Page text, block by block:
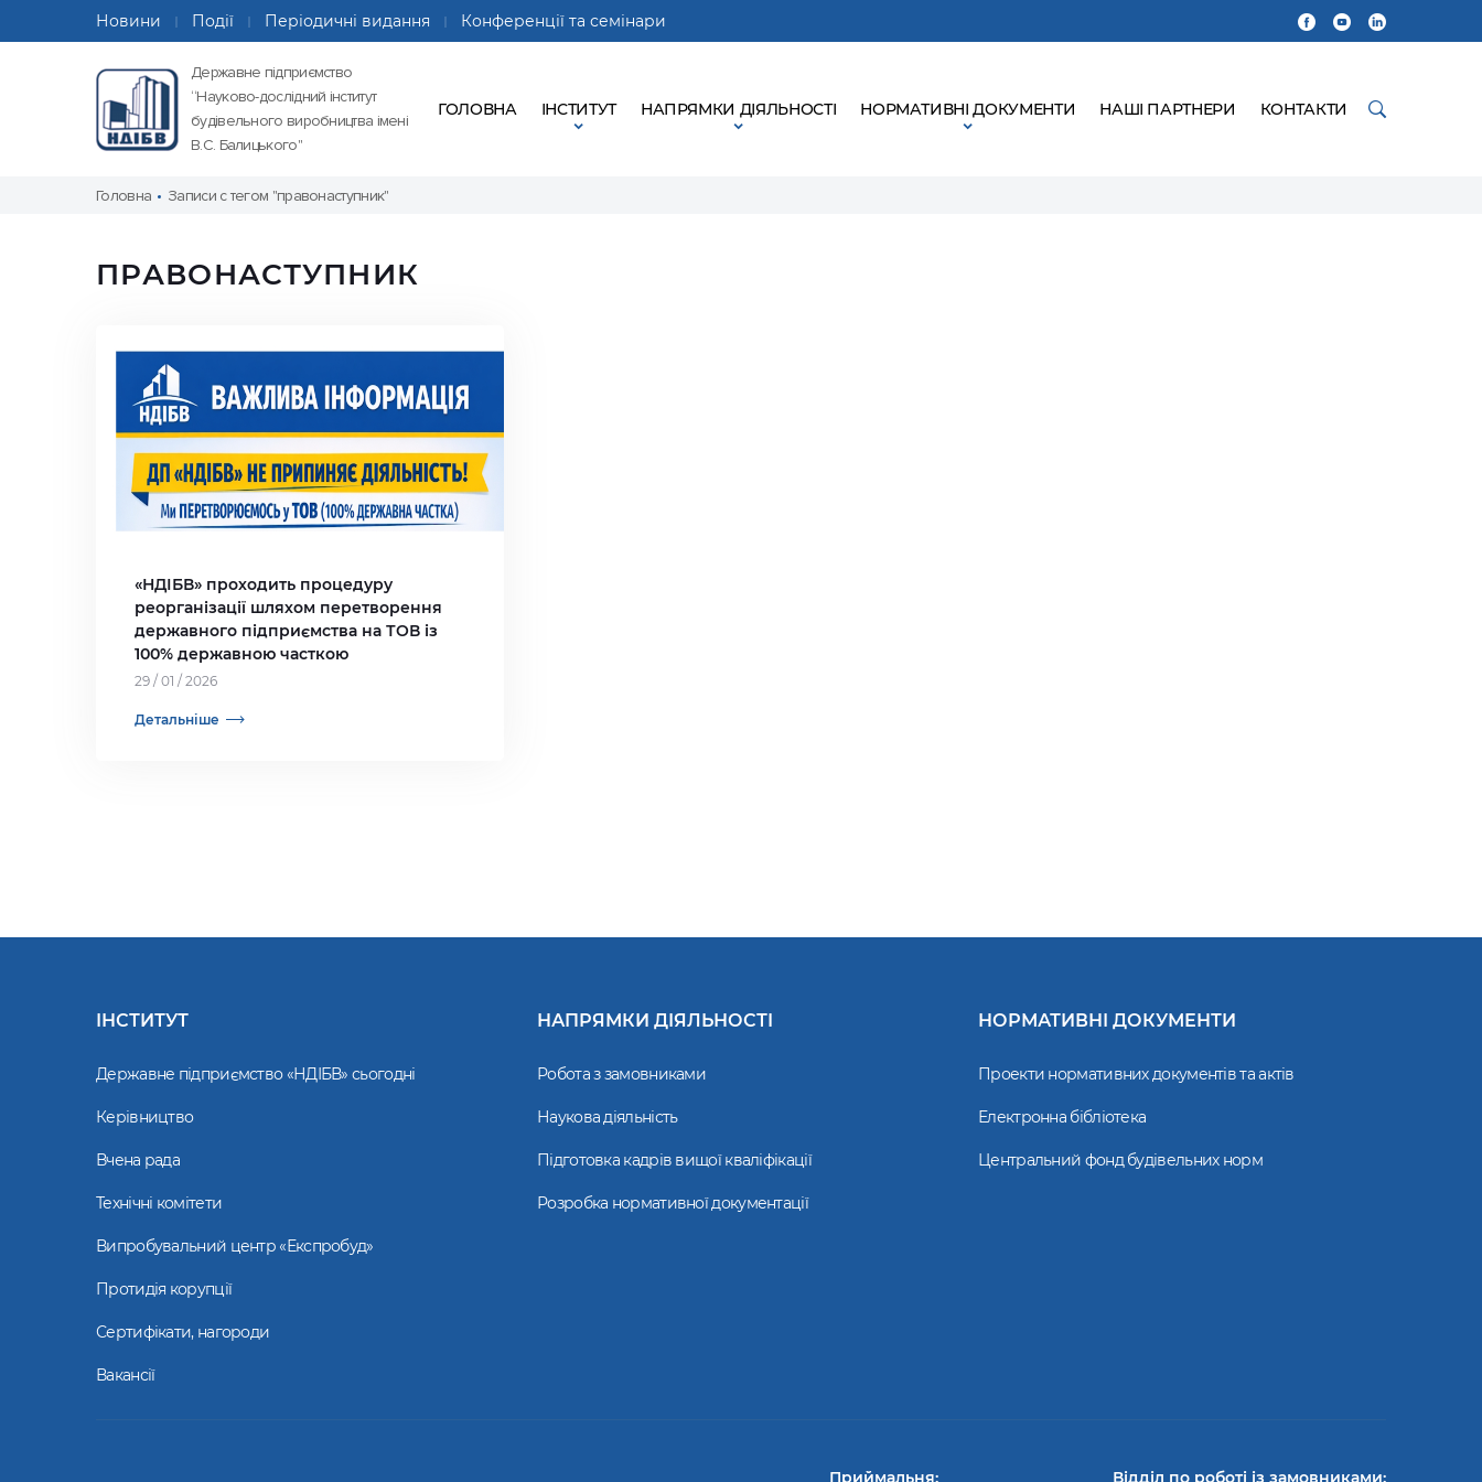
Новини Події Періодичні видання Конференції та семінари
Державне підприємство
“Науково-дослідний інститут
будівельного виробництва імені
В.С. Балицького"
ГОЛОВНА ІНСТИТУТ НАПРЯМКИ ДІЯЛЬНОСТІ НОРМАТИВНІ ДОКУМЕНТИ НАШІ ПАРТНЕРИ КОНТАКТИ
Головна Записи с тегом "правонаступник"
ПРАВОНАСТУПНИК
«НДІБВ» проходить процедуру
реорганізації шляхом перетворення
державного підприємства на ТОВ із
100% державною часткою
29 / 01 / 2026
Детальніше
ІНСТИТУТ
Державне підприємство «НДІБВ» сьогодні
Керівництво
Вчена рада
Технічні комітети
Випробувальний центр «Експробуд»
Протидія корупції
Сертифікати, нагороди
Вакансії
НАПРЯМКИ ДІЯЛЬНОСТІ
Робота з замовниками
Наукова діяльність
Підготовка кадрів вищої кваліфікації
Розробка нормативної документації
НОРМАТИВНІ ДОКУМЕНТИ
Проекти нормативних документів та актів
Електронна бібліотека
Центральний фонд будівельних норм
Приймальня: Відділ по роботі із замовниками: